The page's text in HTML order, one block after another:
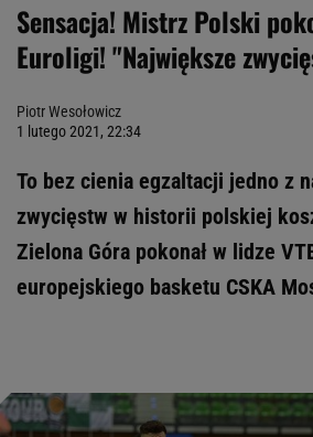
Sensacja! Mistrz Polski
Euroligi! "Największe
Piotr Wesołowicz
1 lutego 2021, 22:34
To bez cienia egzaltacji jedno z
zwycięstw w historii polskiej
Zielona Góra pokonał w lidze
europejskiego basketu CSKA